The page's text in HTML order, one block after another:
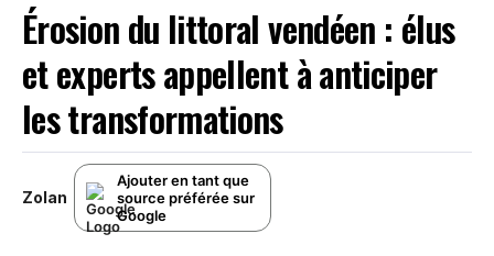
Érosion du littoral vendéen : élus
et experts appellent à anticiper
les transformations
Zolan
Ajouter en tant que
source préférée sur
Google